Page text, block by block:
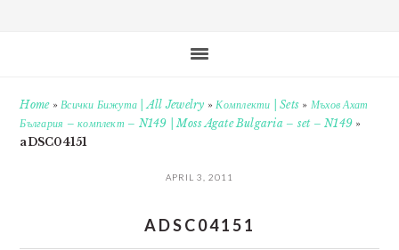
Home»Всички Бижута | All Jewelry »Комплекти | Sets » Мъхов Ахат
България – комплект – N149 | Moss Agate Bulgaria – set – N149 »
aDSC04151
APRIL 3, 2011
ADSC04151